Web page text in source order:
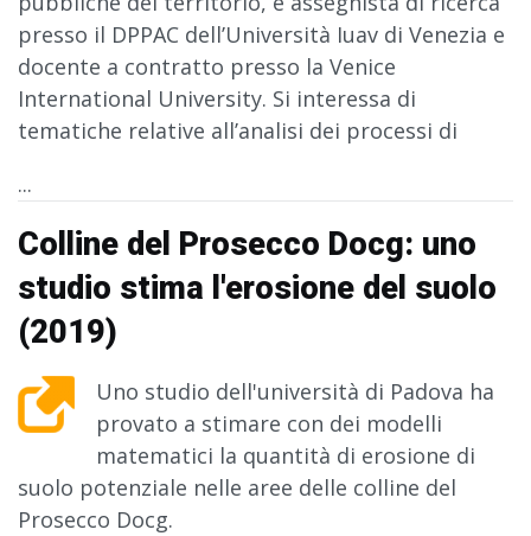
presso il DPPAC dell’Università Iuav di Venezia e
docente a contratto presso la Venice
International University. Si interessa di
tematiche relative all’analisi dei processi di
...
Colline del Prosecco Docg: uno
studio stima l'erosione del suolo
(2019)
Uno studio dell'università di Padova ha
provato a stimare con dei modelli
matematici la quantità di erosione di
suolo potenziale nelle aree delle colline del
Prosecco Docg.